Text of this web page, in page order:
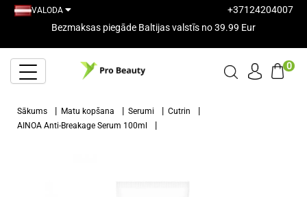
VALODA
+37124204007
Bezmaksas piegāde Baltijas valstīs no 39.99 Eur
0
Sākums Matu kopšana Serumi
Cutrin
AINOA Anti-Breakage Serum 100ml